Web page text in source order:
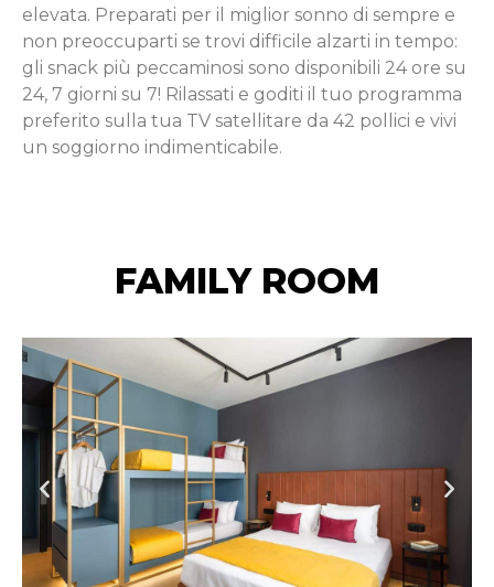
elevata. Preparati per il miglior sonno di sempre e
non preoccuparti se trovi difficile alzarti in tempo:
gli snack più peccaminosi sono disponibili 24 ore su
24, 7 giorni su 7! Rilassati e goditi il tuo programma
preferito sulla tua TV satellitare da 42 pollici e vivi
un soggiorno indimenticabile.
FAMILY ROOM